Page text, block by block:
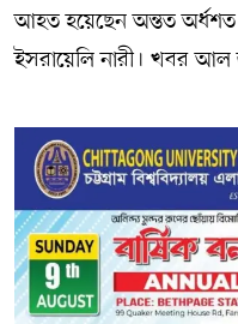
আহত হয়েছেন অন্তত অর্ধশত
ইসরায়েলি নারী। খবর আল